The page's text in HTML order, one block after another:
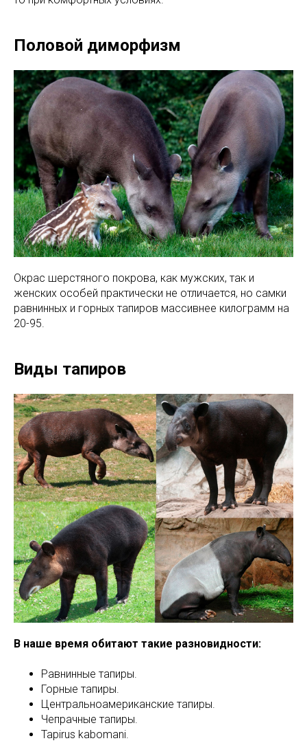
Половой диморфизм
Окрас шерстяного покрова, как мужских, так и
женских особей практически не отличается, но самки
равнинных и горных тапиров массивнее килограмм на
20-95.
Виды тапиров
В наше время обитают такие разновидности:
Равнинные тапиры.
Горные тапиры.
Центральноамериканские тапиры.
Чепрачные тапиры.
Tapirus kabomani.